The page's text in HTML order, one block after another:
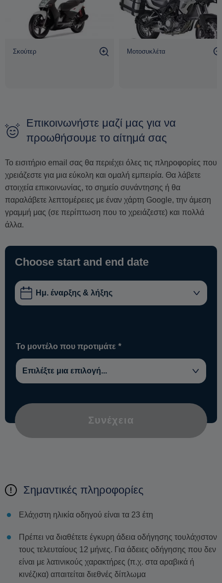
Σκούτερ Μοτοσυκλέτα
Επικοινωνήστε μαζί μας για να
προωθήσουμε το αίτημά σας
Το εισιτήριο email σας θα περιέχει όλες τις πληροφορίες που
χρειάζεστε για μια εύκολη και ομαλή εμπειρία. Θα λάβετε
στοιχεία επικοινωνίας, το σημείο συνάντησης ή θα
παραλάβετε λεπτομέρειες με έναν χάρτη Google, την άμεση
γραμμή μας (σε περίπτωση που το χρειάζεστε) και πολλά
άλλα.
Choose start and end date
Το μοντέλο που προτιμάτε *
Συνέχεια
Σημαντικές πληροφορίες
Ελάχιστη ηλικία οδηγού είναι τα 23 έτη
Πρέπει να διαθέτετε έγκυρη άδεια οδήγησης τουλάχιστον
τους τελευταίους 12 μήνες. Για άδειες οδήγησης που δεν
είναι με λατινικούς χαρακτήρες (π.χ. στα αραβικά ή
κινέζικα) απαιτείται διεθνές δίπλωμα